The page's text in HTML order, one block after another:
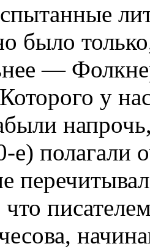
было
—
у
е) полагали
что